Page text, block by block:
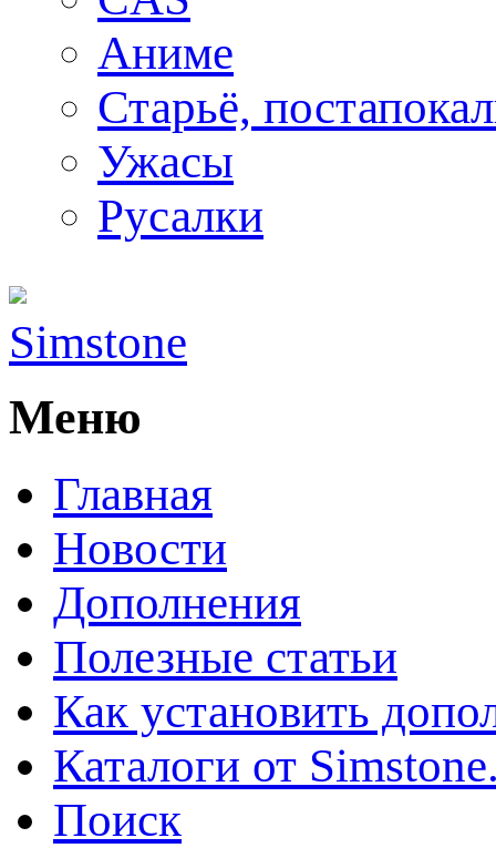
Аниме
Старьё,
Ужасы
Русалки
Simstone
Меню
Главная
Новости
Дополнения
Полезные статьи
Как установить
Каталоги от
Поиск